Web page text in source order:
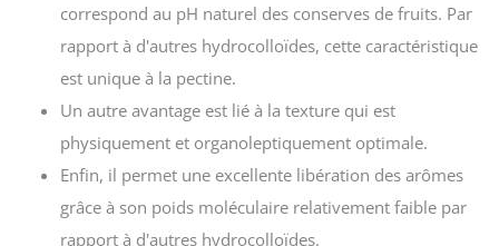
correspond au pH naturel des conserves de fruits. Par
rapport à d'autres hydrocolloïdes, cette caractéristique
est unique à la pectine.
Un autre avantage est lié à la texture qui est
physiquement et organoleptiquement optimale.
Enfin, il permet une excellente libération des arômes
grâce à son poids moléculaire relativement faible par
rapport à d'autres hydrocolloïdes.